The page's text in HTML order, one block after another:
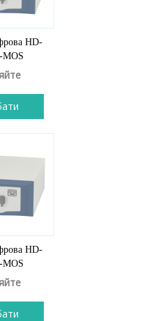
HD-
MOS
HD-
MOS